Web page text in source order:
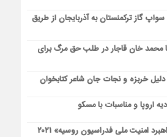
سواپ گاز ترکمنستان به آذربایجان از طریق
محمد خان قاجار در طلب حق مرگ برای
خربزه و نجات جان شاعر کتابخوان
اروپا و مناسبات با مسکو
امنیت ملی فدراسیون روسیه» ۲۰۲۱